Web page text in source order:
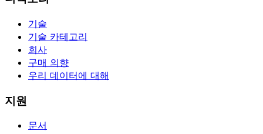
기술
기술 카테고리
회사
구매 의향
우리 데이터에 대해
지원
문서